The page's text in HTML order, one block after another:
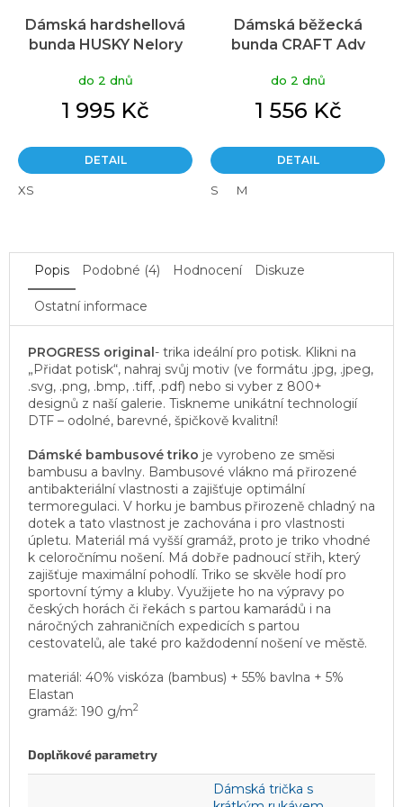
Dámská hardshellová
bunda HUSKY Nelory
Průměrné
produktu
5,0
5
hvězdiček.
do 2 dnů
1 995 Kč
DETAIL
XS
Dámská běžecká
bunda CRAFT Adv
oranžová
do 2 dnů
1 556 Kč
DETAIL
S M
Popis Podobné (4) Hodnocení Diskuze
Ostatní informace
PROGRESS original- trika ideální pro potisk. Klikni na
„Přidat potisk“, nahraj svůj motiv (ve formátu .jpg, .jpeg,
.svg, .png, .bmp, .tiff, .pdf) nebo si vyber z 800+
designů z naší galerie. Tiskneme unikátní technologií
DTF – odolné, barevné, špičkově kvalitní!
Dámské bambusové triko je vyrobeno ze směsi
bambusu a bavlny. Bambusové vlákno má přirozené
antibakteriální vlastnosti a zajišťuje optimální
termoregulaci. V horku je bambus přirozeně chladný na
dotek a tato vlastnost je zachována i pro vlastnosti
úpletu. Materiál má vyšší gramáž, proto je triko vhodné
k celoročnímu nošení. Má dobře padnoucí střih, který
zajišťuje maximální pohodlí. Triko se skvěle hodí pro
sportovní týmy a kluby. Využijete ho na výpravy po
českých horách či řekách s partou kamarádů i na
náročných zahraničních expedicích s partou
cestovatelů, ale také pro každodenní nošení ve městě.
materiál: 40% viskóza (bambus) + 55% bavlna + 5%
Elastan
gramáž: 190 g/m2
Doplňkové parametry
Dámská trička s